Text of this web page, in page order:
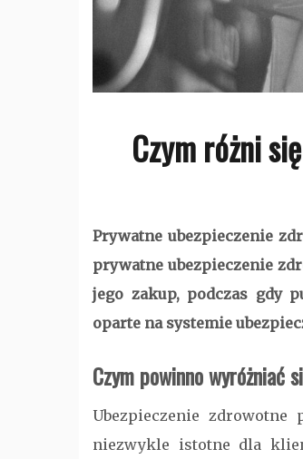
Czym różni
Prywatne ubezpieczenie
prywatne ubezpieczenie
jego zakup, podczas gdy
oparte na systemie
Czym powinno wyróżniać
Ubezpieczenie
niezwykle istotne dla